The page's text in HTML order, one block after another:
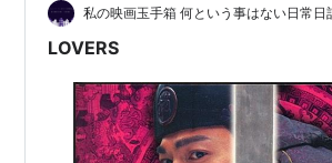
女スパイ・川島芳子（1989） 出演
ゴッド・ギャンブラー
香港極道／野獣刑事（デカ）（
仁義なき戦い 復讐・血の掟（1988
いますぐ抱きしめたい（1988） 出
くる怪物のようだが、ゴ…
私の映画玉手箱 何という事はない日常日
LOVERS